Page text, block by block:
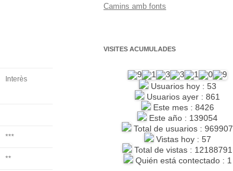
Interès
***
**
Camins amb fonts
VISITES ACUMULADES
Usuarios hoy : 53
Usuarios ayer : 861
Este mes : 8426
Este año : 139054
Total de usuarios : 969907
Vistas hoy : 57
Total de vistas : 12188791
Quién está contectado : 1